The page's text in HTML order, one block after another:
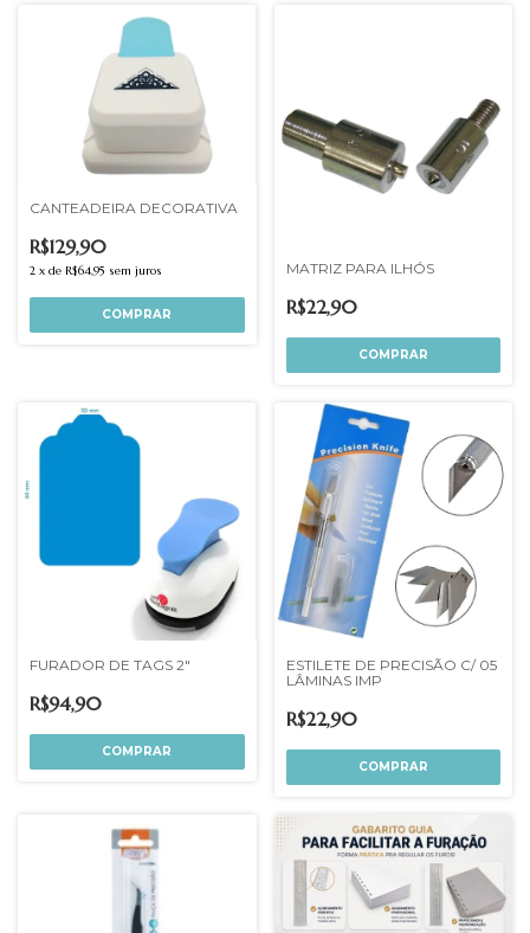
CANTEADEIRA DECORATIVA
R$129,90
2 x de R$64,95 sem juros MATRIZ PARA ILHÓS
R$22,90
FURADOR DE TAGS 2"
R$94,90
ESTILETE DE PRECISÃO C/ 05
LÂMINAS IMP
R$22,90